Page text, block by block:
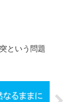
という問題